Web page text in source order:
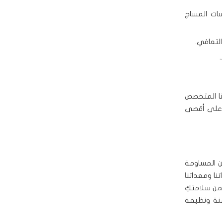
المساج
المتخصص
على أقصى
المساومة
ومعداتنا
سلامتكِ
ونظيفة